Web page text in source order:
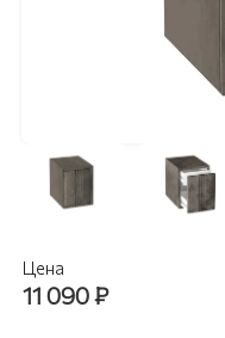
Цена
11 090₽